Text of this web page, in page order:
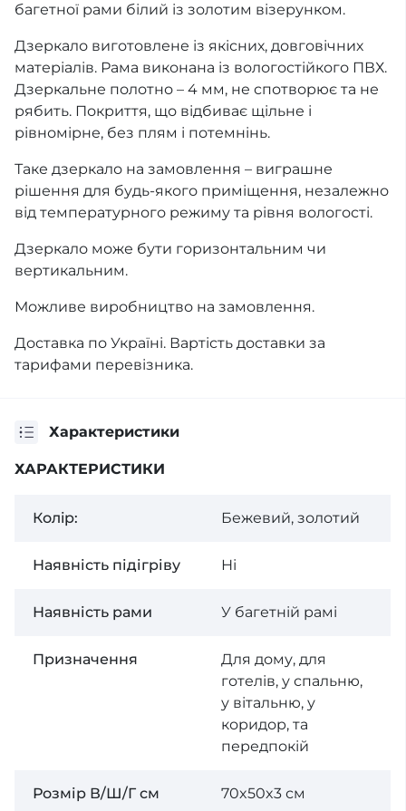
багетної рами білий із золотим візерунком.
Дзеркало виготовлене із якісних, довговічних
матеріалів. Рама виконана із вологостійкого ПВХ.
Дзеркальне полотно – 4 мм, не спотворює та не
рябить. Покриття, що відбиває щільне і
рівномірне, без плям і потемнінь.
Таке дзеркало на замовлення – виграшне
рішення для будь-якого приміщення, незалежно
від температурного режиму та рівня вологості.
Дзеркало може бути горизонтальним чи
вертикальним.
Можливе виробництво на замовлення.
Доставка по Україні. Вартість доставки за
тарифами перевізника.
Характеристики
ХАРАКТЕРИСТИКИ
Колiр: Бежевий, золотий
Наявність підігріву Ні
Наявність рами У багетній рамі
Призначення
Для дому, для
готелів, у спальню,
у вітальню, у
коридор, та
передпокій
Розмір В/Ш/Г см 70x50x3 см